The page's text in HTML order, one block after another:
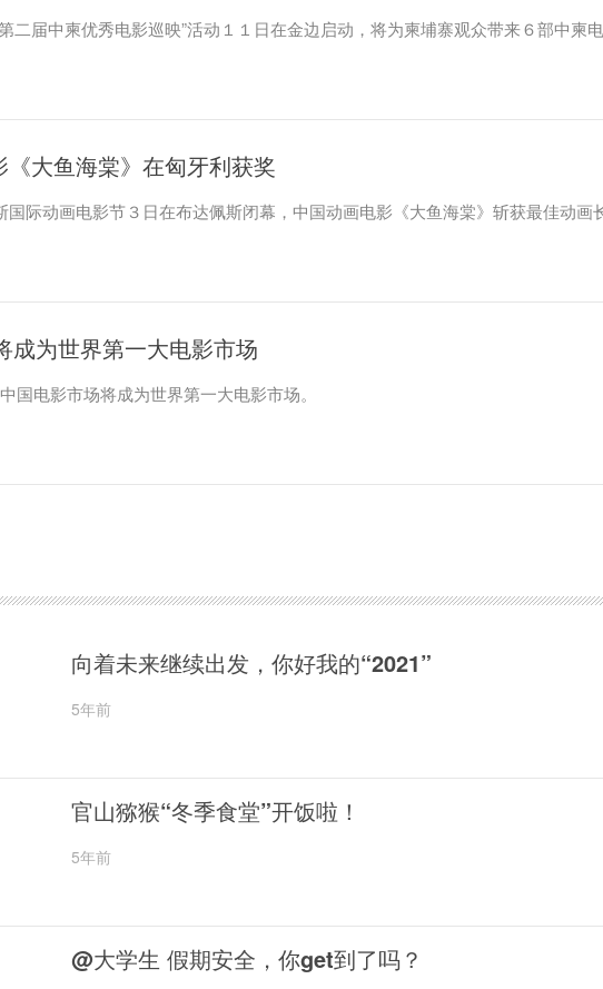
届中柬优秀电影巡映”活动１１日在金边启动，将为柬埔寨观众带来６部中柬电
《大鱼海棠》在匈牙利获奖
国际动画电影节３日在布达佩斯闭幕，中国动画电影《大鱼海棠》斩获最佳动画
成为世界第一大电影市场
国电影市场将成为世界第一大电影市场。
向着未来继续出发，你好我的“2021”
5年前
官山猕猴“冬季食堂”开饭啦！
5年前
@大学生 假期安全，你get到了吗？